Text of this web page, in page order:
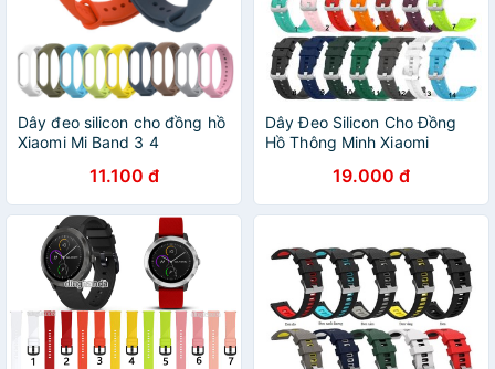
Dây đeo silicon cho đồng hồ
Xiaomi Mi Band 3 4
11.100 đ
Dây Đeo Silicon Cho Đồng
Hồ Thông Minh Xiaomi
19.000 đ